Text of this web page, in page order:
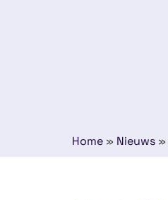
Home » Nieuws »